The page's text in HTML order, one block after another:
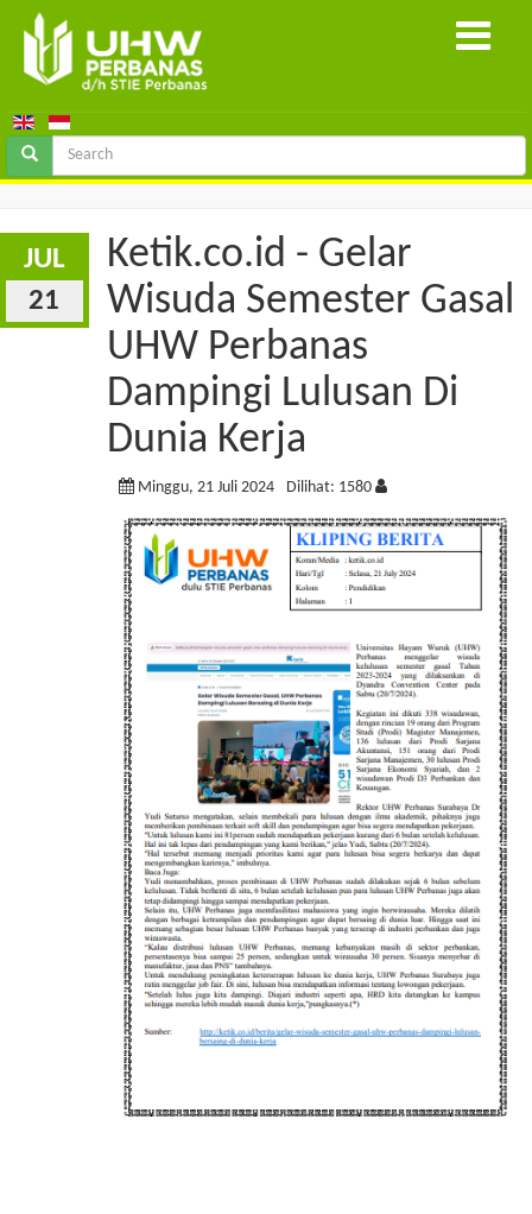
JUL
21
Ketik.co.id - Gelar
Wisuda Semester Gasal
UHW Perbanas
Dampingi Lulusan Di
Dunia Kerja
Minggu, 21 Juli 2024 Dilihat: 1580